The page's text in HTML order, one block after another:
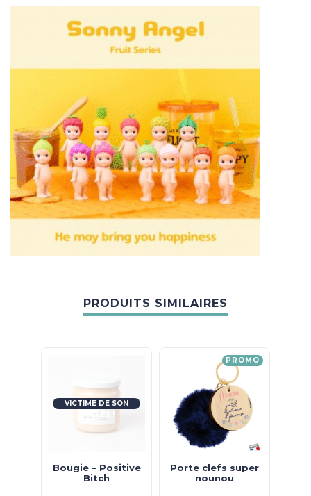
PRODUITS SIMILAIRES
VICTIME DE SON
SUCCÈS !
Bougie – Positive
Bitch
PROMO
Porte clefs super
nounou